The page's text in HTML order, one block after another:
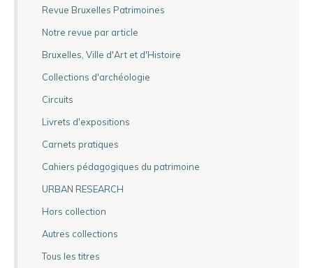
Revue Bruxelles Patrimoines
Notre revue par article
Bruxelles, Ville d'Art et d'Histoire
Collections d'archéologie
Circuits
Livrets d'expositions
Carnets pratiques
Cahiers pédagogiques du patrimoine
URBAN RESEARCH
Hors collection
Autres collections
Tous les titres